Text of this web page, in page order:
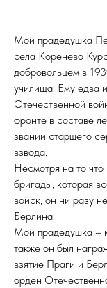
Мой прадедушка
села Коренево
добровольцем в
училища. Ему едва
Отечественной
фронте в составе
звании старшего
взвода.
Несмотря на то что
бригады, которая
войск, он ни разу
Берлина.
Мой прадедушка –
также он был
взятие Праги и
орден